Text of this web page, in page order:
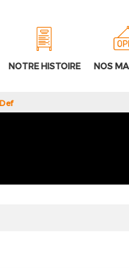
NOTRE HISTOIRE NOS